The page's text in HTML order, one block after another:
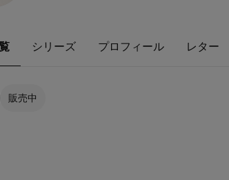
シリーズ プロフィール レター
販売中